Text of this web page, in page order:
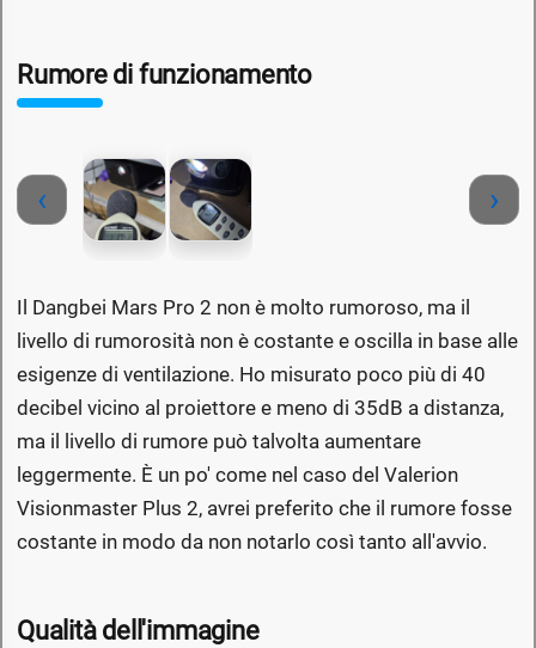
Rumore di funzionamento
‹ ›
Il Dangbei Mars Pro 2 non è molto rumoroso, ma il
livello di rumorosità non è costante e oscilla in base alle
esigenze di ventilazione. Ho misurato poco più di 40
decibel vicino al proiettore e meno di 35dB a distanza,
ma il livello di rumore può talvolta aumentare
leggermente. È un po' come nel caso del Valerion
Visionmaster Plus 2, avrei preferito che il rumore fosse
costante in modo da non notarlo così tanto all'avvio.
Qualità dell'immagine